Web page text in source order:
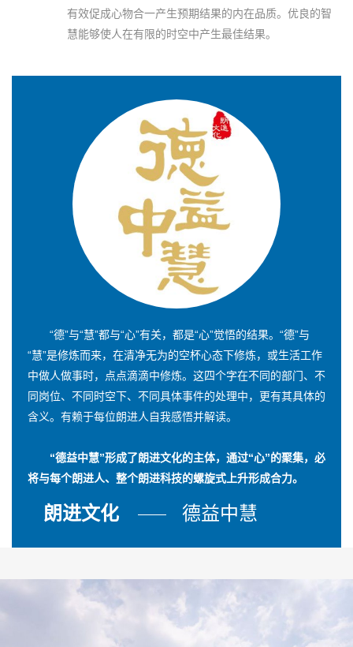
有效促成心物合一产生预期结果的内在品质。优良的智
慧能够使人在有限的时空中产生最佳结果。
“德”与“慧”都与“心”有关，都是“心”觉悟的结果。“德”与
“慧”是修炼而来，在清净无为的空杯心态下修炼，或生活工作
中做人做事时，点点滴滴中修炼。这四个字在不同的部门、不
同岗位、不同时空下、不同具体事件的处理中，更有其具体的
含义。有赖于每位朗进人自我感悟并解读。
“德益中慧”形成了朗进文化的主体，通过“心”的聚集，必
将与每个朗进人、整个朗进科技的螺旋式上升形成合力。
朗进文化 德益中慧